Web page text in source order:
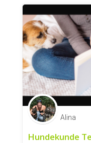
Alina
Hundekunde